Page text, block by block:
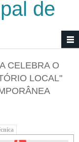
de
CELEBRA O
LOCAL"